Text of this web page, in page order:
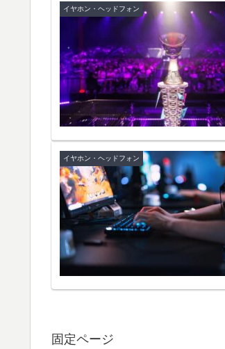
イヤホン・ヘッドフォン
イヤホン・ヘッドフォン
固定ページ